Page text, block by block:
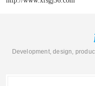
Development, design,